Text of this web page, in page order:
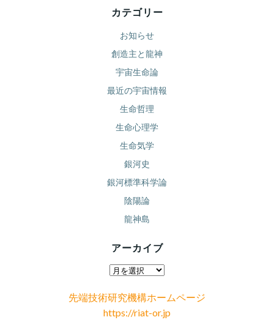
カテゴリー
お知らせ
創造主と龍神
宇宙生命論
最近の宇宙情報
生命哲理
生命心理学
生命気学
銀河史
銀河標準科学論
陰陽論
龍神島
アーカイブ
ア
カ
イ
先端技術研究機構ホームページ
https://riat-or.jp